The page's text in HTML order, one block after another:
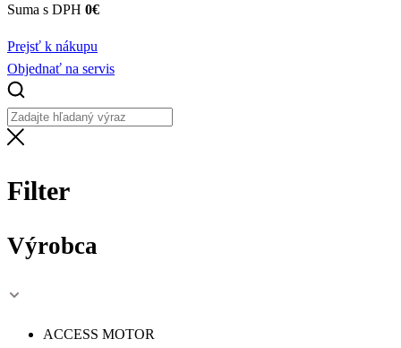
Suma s DPH 0€
Prejsť k nákupu
Objednať na servis
Filter
Výrobca
ACCESS MOTOR